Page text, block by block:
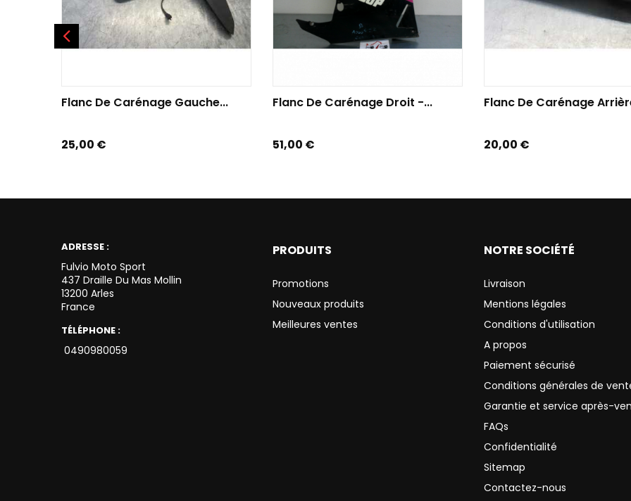
Flanc De Carénage Gauche...
Prix
25,00 €
Flanc De Carénage Droit -...
Prix
51,00 €
Flanc De Carénage
Prix
20,00 €
ADRESSE :
Fulvio Moto Sport
437 Draille Du Mas Mollin
13200 Arles
France
TÉLÉPHONE :
0490980059
PRODUITS
Promotions
Nouveaux produits
Meilleures ventes
NOTRE SOCIÉTÉ
Livraison
Mentions légales
Conditions d'utilisation
A propos
Paiement sécurisé
Conditions générales de
Garantie et service après-
FAQs
Confidentialité
Sitemap
Contactez-nous